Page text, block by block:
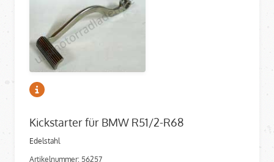
Kickstarter für BMW R51/2-R68
Edelstahl
Artikelnummer: 56257